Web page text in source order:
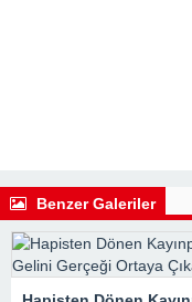
Benzer Galeriler